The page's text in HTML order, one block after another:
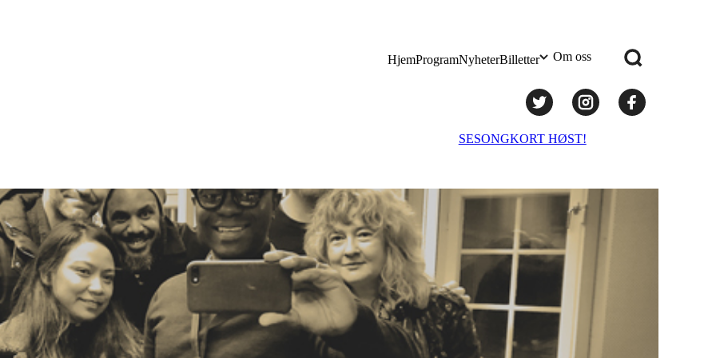
HjemProgramNyheterBilletter Om oss
Teknisk utstyr/Technical equipment
SESONGKORT HØST!